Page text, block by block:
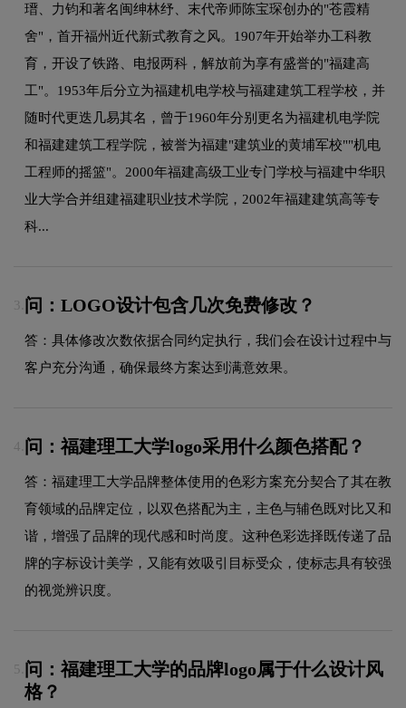
瑨、力钧和著名闽绅林纾、末代帝师陈宝琛创办的"苍霞精
舍"，首开福州近代新式教育之风。1907年开始举办工科教
育，开设了铁路、电报两科，解放前为享有盛誉的"福建高
工"。1953年后分立为福建机电学校与福建建筑工程学校，并
随时代更迭几易其名，曾于1960年分别更名为福建机电学院
和福建建筑工程学院，被誉为福建"建筑业的黄埔军校""机电
工程师的摇篮"。2000年福建高级工业专门学校与福建中华职
业大学合并组建福建职业技术学院，2002年福建建筑高等专
科...
3. 问：LOGO设计包含几次免费修改？
答：具体修改次数依据合同约定执行，我们会在设计过程中与
客户充分沟通，确保最终方案达到满意效果。
4. 问：福建理工大学logo采用什么颜色搭配？
答：福建理工大学品牌整体使用的色彩方案充分契合了其在教
育领域的品牌定位，以双色搭配为主，主色与辅色既对比又和
谐，增强了品牌的现代感和时尚度。这种色彩选择既传递了品
牌的字标设计美学，又能有效吸引目标受众，使标志具有较强
的视觉辨识度。
5. 问：福建理工大学的品牌logo属于什么设计风
格？